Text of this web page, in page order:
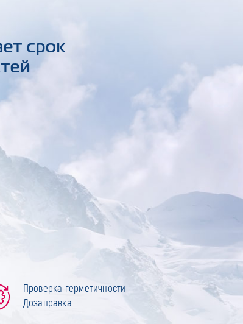
срок
Проверка герметичности
Дозаправка